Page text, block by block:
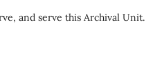
and serve this Archival Unit.